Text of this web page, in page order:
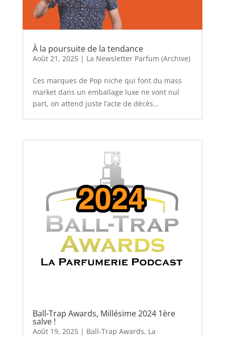
À la poursuite de la tendance
Août 21, 2025| La Newsletter Parfum (Archive)
Ces marques de Pop niche qui font du mass
market dans un emballage luxe ne vont nul
part, on attend juste l’acte de décès…
Ball-Trap Awards, Millésime 2024 1ère
salve !
Août 19, 2025| Ball-Trap Awards, La